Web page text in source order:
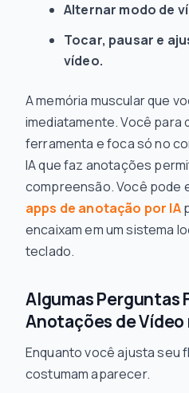
Alternar modo de
Tocar, pausar e
vídeo.
A memória muscular que
imediatamente. Você para
ferramenta e foca só no
IA que faz anotações
compreensão. Você pode
apps de anotação por IA
encaixam em um sistema
teclado.
Algumas Perguntas
Anotações de Vídeo
Enquanto você ajusta seu
costumam aparecer.